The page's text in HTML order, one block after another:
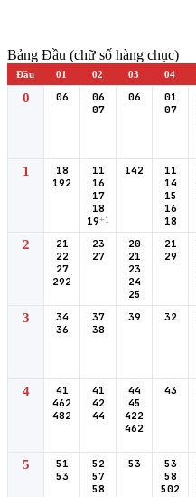
Bảng Đầu (chữ số hàng chục)
Đầu 01 02 03 04
0 06
06
07
06
01
07
1
18
192
11
16
17
18
19+1
142
11
14
15
16
18
2
21
22
27
292
23
27
20
21
23
24
25
21
29
3
34
36
37
38
39 32
4
41
462
482
41
42
44
44
45
422
462
43
5
51
53
52
57
58
53
53
58
502